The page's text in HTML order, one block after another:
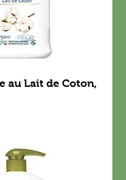
au Lait de Coton,